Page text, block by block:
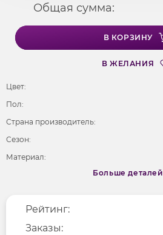
Общая сумма:
В КОРЗИНУ
В ЖЕЛАНИЯ
Цвет:
Пол:
Страна производитель:
Сезон:
Материал:
Фактура материала
Больше деталей
Меньше деталей
Рейтинг:
Заказы: